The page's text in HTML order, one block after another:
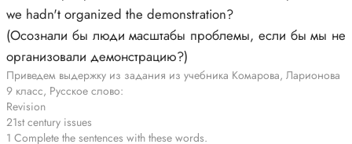
we hadn't organized the demonstration?
(Осознали бы люди масштабы проблемы, если бы мы не
организовали демонстрацию?)
Приведем выдержку из задания из учебника Комарова, Ларионова
9 класс, Русское слово:
Revision
21st century issues
1 Complete the sentences with these words.